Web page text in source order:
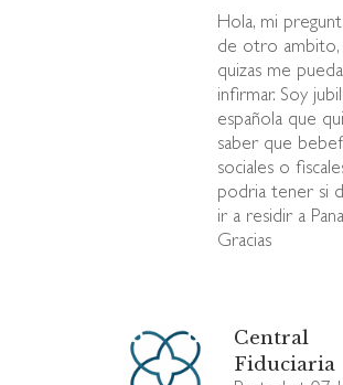
Hola, mi
de otro ambito,
quizas me
infirmar. Soy
española que
saber que
sociales o
podria tener si
ir a residir a
Gracias
Central
Fiduciaria